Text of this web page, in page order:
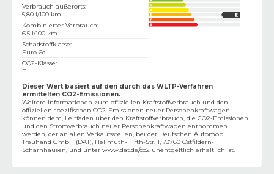
Verbrauch außerorts:
5,80 l/100 km
Kombinierter Verbrauch:
6.5 l/100 km
Schadstoffklasse:
Euro 6d
CO2-Klasse:
E
Dieser Wert basiert auf den durch das WLTP-Verfahren
ermittelten CO2-Emissionen.
Weitere Informationen zum offiziellen Kraftstoffverbrauch und den
offiziellen spezifischen CO2-Emissionen neuer Personenkraftwagen
können dem‚ Leitfaden über den Kraftstoffverbrauch, die CO2-Emissionen
und den Stromverbrauch neuer Personenkraftwagen entnommen
werden, der an allen Verkaufsstellen, bei der Deutschen Automobil
Treuhand GmbH (DAT), Hellmuth-Hirth-Str. 1, 73760 Ostfildern-
Scharnhausen, und unter www.dat.de/co2 unentgeltlich erhältlich ist.